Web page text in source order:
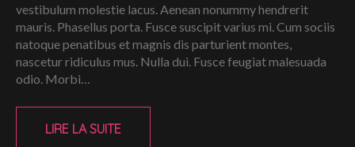
vestibulum molestie lacus. Aenean nonummy hendrerit
mauris. Phasellus porta. Fusce suscipit varius mi. Cum sociis
natoque penatibus et magnis dis parturient montes,
nascetur ridiculus mus. Nulla dui. Fusce feugiat malesuada
odio. Morbi…
LIRE LA SUITE